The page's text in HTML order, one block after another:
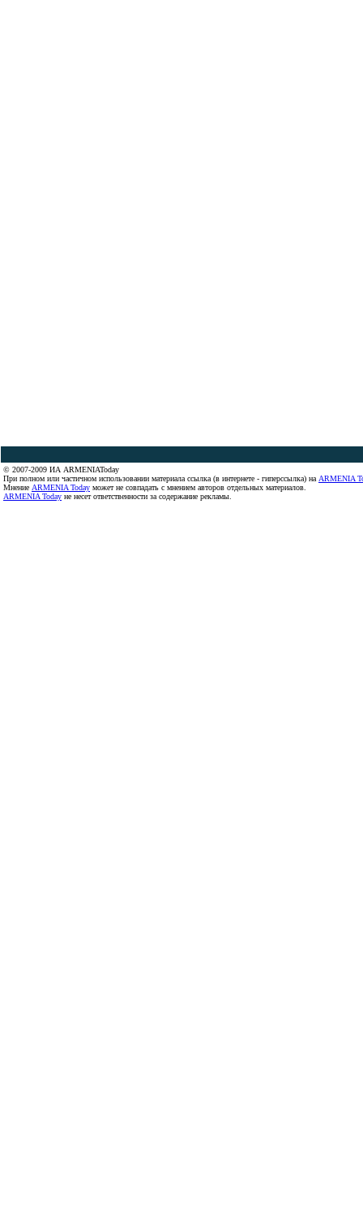
© 2007-2009 ИА ARMENIAToday
При полном или частичном использовании материала ссылка (в интернете - гиперссылка) на ARMENIA
Мнение ARMENIA Today может не совпадать с мнением авторов отдельных материалов.
ARMENIA Today не несет ответственности за содержание рекламы.